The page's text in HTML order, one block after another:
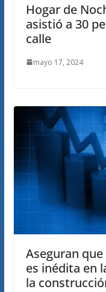
Hogar de
asistió a 30
calle
mayo 17, 2024
Aseguran
es inédita en
la